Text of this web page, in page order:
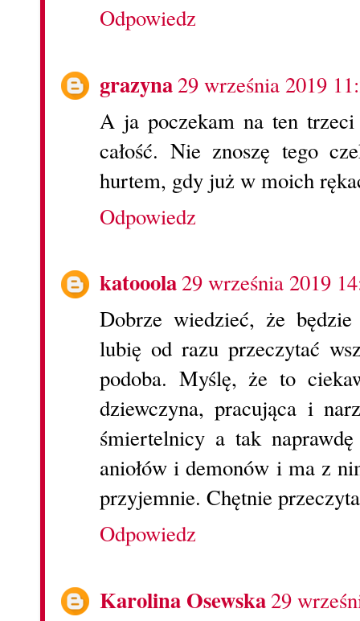
Odpowiedz
grazyna29 września 2019
A ja poczekam na ten
całość. Nie znoszę tego
hurtem, gdy już w moich
Odpowiedz
katooola29 września 2019
Dobrze wiedzieć, że
lubię od razu przeczytać
podoba. Myślę, że to
dziewczyna, pracująca i
śmiertelnicy a tak
aniołów i demonów i ma z
przyjemnie. Chętnie
Odpowiedz
Karolina Osewska29